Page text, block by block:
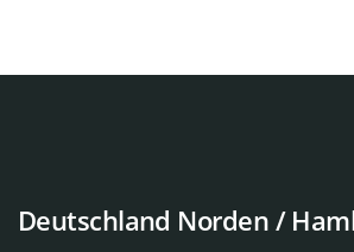
Deutschland Norden /